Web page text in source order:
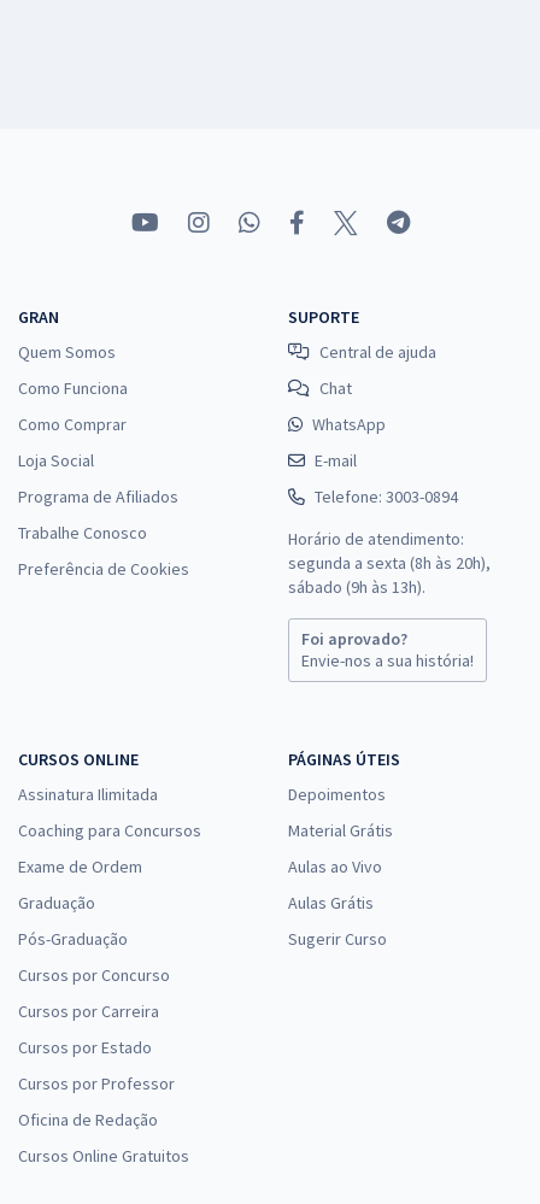
GRAN
Quem Somos
Como Funciona
Como Comprar
Loja Social
Programa de Afiliados
Trabalhe Conosco
Preferência de Cookies
SUPORTE
Central de ajuda
Chat
WhatsApp
E-mail
Telefone: 3003-0894
Horário de atendimento:
segunda a sexta (8h às 20h),
sábado (9h às 13h).
Foi aprovado?
Envie-nos a sua história!
CURSOS ONLINE
Assinatura Ilimitada
Coaching para Concursos
Exame de Ordem
Graduação
Pós-Graduação
Cursos por Concurso
Cursos por Carreira
Cursos por Estado
Cursos por Professor
Oficina de Redação
Cursos Online Gratuitos
PÁGINAS ÚTEIS
Depoimentos
Material Grátis
Aulas ao Vivo
Aulas Grátis
Sugerir Curso